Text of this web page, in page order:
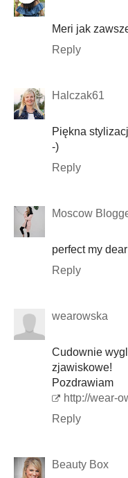
Meri jak
Reply
Halczak61
Piękna
-)
Reply
Moscow
perfect my dear
Reply
wearowska
Cudownie
zjawiskowe!
Pozdrawiam
http://wear-
Reply
Beauty Box